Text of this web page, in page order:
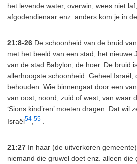
het levende water, overwin, wees niet
afgodendienaar enz. anders kom je in
21:8-26 De schoonheid van de bruid
met het beeld van een stad, het nieuwe
van de stad Babylon, de hoer. De bruid
allerhoogste schoonheid. Geheel Israël,
behouden. Wie binnengaat door een
van oost, noord, zuid of west, van waar
‘Sions kind’ren’ moeten dragen. Dat wil
Israël54 55
21:27 In haar (de uitverkoren
niemand die gruwel doet enz. alleen die